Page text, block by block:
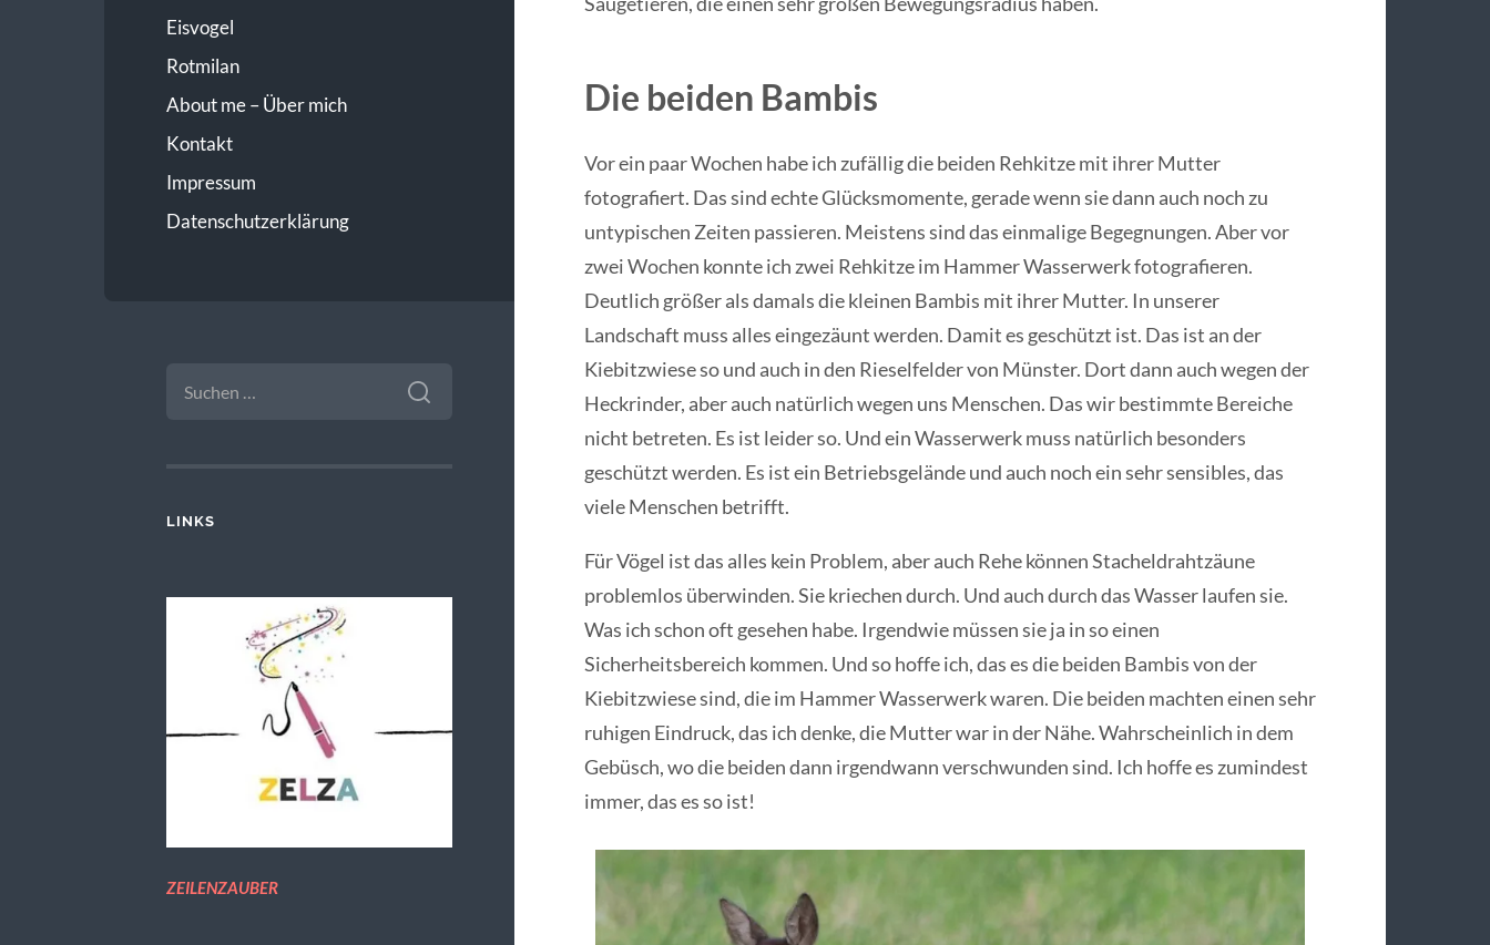
Eisvogel
Rotmilan
About me – Über mich
Kontakt
Impressum
Datenschutzerklärung
NACH:
LINKS
ZEILENZAUBER
Die beiden Bambis
Vor ein paar Wochen habe ich zufällig die beiden Rehkitze mit ihrer Mutter
fotografiert. Das sind echte Glücksmomente, gerade wenn sie dann auch noch zu
untypischen Zeiten passieren. Meistens sind das einmalige Begegnungen. Aber vor
zwei Wochen konnte ich zwei Rehkitze im Hammer Wasserwerk fotografieren.
Deutlich größer als damals die kleinen Bambis mit ihrer Mutter. In unserer
Landschaft muss alles eingezäunt werden. Damit es geschützt ist. Das ist an der
Kiebitzwiese so und auch in den Rieselfelder von Münster. Dort dann auch wegen der
Heckrinder, aber auch natürlich wegen uns Menschen. Das wir bestimmte Bereiche
nicht betreten. Es ist leider so. Und ein Wasserwerk muss natürlich besonders
geschützt werden. Es ist ein Betriebsgelände und auch noch ein sehr sensibles, das
viele Menschen betrifft.
Für Vögel ist das alles kein Problem, aber auch Rehe können Stacheldrahtzäune
problemlos überwinden. Sie kriechen durch. Und auch durch das Wasser laufen sie.
Was ich schon oft gesehen habe. Irgendwie müssen sie ja in so einen
Sicherheitsbereich kommen. Und so hoffe ich, das es die beiden Bambis von der
Kiebitzwiese sind, die im Hammer Wasserwerk waren. Die beiden machten einen sehr
ruhigen Eindruck, das ich denke, die Mutter war in der Nähe. Wahrscheinlich in dem
Gebüsch, wo die beiden dann irgendwann verschwunden sind. Ich hoffe es zumindest
immer, das es so ist!